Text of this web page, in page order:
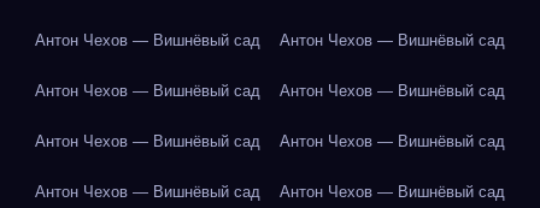
Антон Чехов — Вишнёвый сад Антон Чехов — Вишнёвый сад
Антон Чехов — Вишнёвый сад Антон Чехов — Вишнёвый сад
Антон Чехов — Вишнёвый сад Антон Чехов — Вишнёвый сад
Антон Чехов — Вишнёвый сад Антон Чехов — Вишнёвый сад